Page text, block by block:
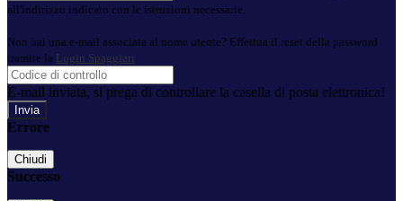
all'indirizzo indicato con le istruzioni necessarie.
Non hai una e-mail associata al nome utente? Effettua il reset della password
tramite la Login Spaggiari
E-mail inviata, si prega di controllare la casella di posta elettronica!
Errore
Chiudi
Successo